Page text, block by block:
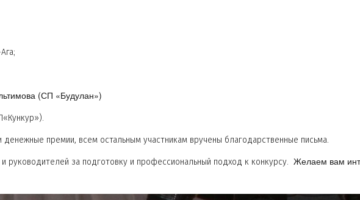
(СП «Будулан»)
премии, всем остальным участникам вручены благодарственные письма.
за подготовку и профессиональный подход к конкурсу. Желаем вам